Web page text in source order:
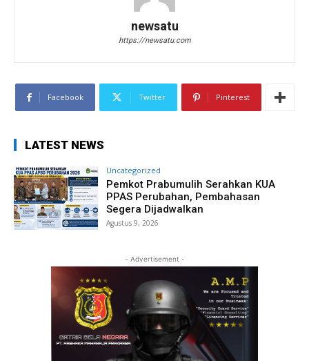
newsatu
https://newsatu.com
Facebook Twitter Pinterest
LATEST NEWS
Uncategorized
Pemkot Prabumulih Serahkan KUA
PPAS Perubahan, Pembahasan
Segera Dijadwalkan
Agustus 9, 2026
- Advertisement -